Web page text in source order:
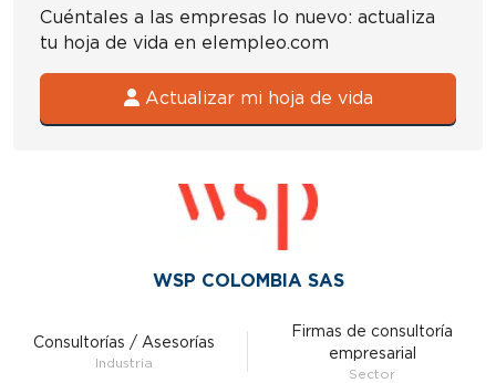
WSP COLOMBIA SAS
Consultorías / Asesorías
Industria
Firmas de consultoría
empresarial
Sector
Cuéntales a las empresas lo nuevo: actualiza
tu hoja de vida en elempleo.com
Actualizar mi hoja de vida